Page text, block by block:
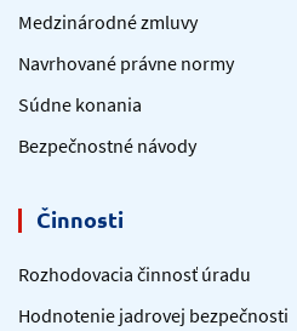
Medzinárodné zmluvy
Navrhované právne normy
Súdne konania
Bezpečnostné návody
Činnosti
Rozhodovacia činnosť úradu
Hodnotenie jadrovej bezpečnosti